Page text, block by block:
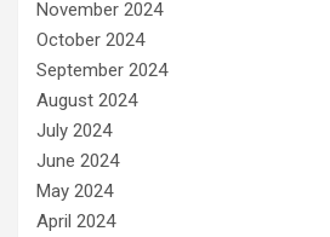
November 2024
October 2024
September 2024
August 2024
July 2024
June 2024
May 2024
April 2024